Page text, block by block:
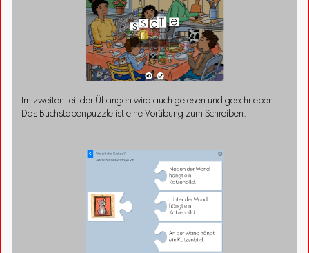
Im zweiten Teil der Übungen wird auch gelesen und geschrieben.
Das Buchstabenpuzzle ist eine Vorübung zum Schreiben.